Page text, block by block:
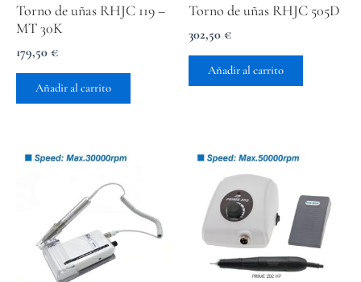
Torno de uñas RHJC 119 –
MT 30K
179,50 €
Añadir al carrito
Torno de uñas RHJC 505D
302,50 €
Añadir al carrito
variantes.
Las